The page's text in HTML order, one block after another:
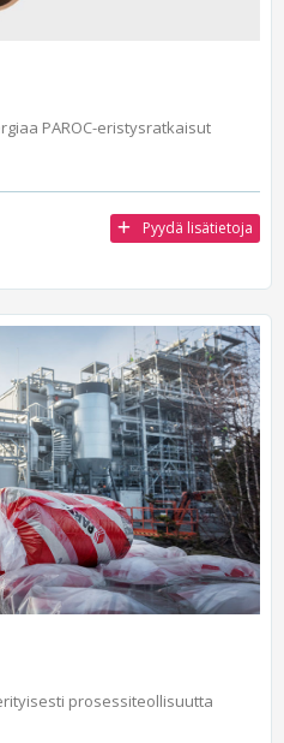
PAROC-eristysratkaisut
Pyydä lisätietoja
prosessiteollisuutta